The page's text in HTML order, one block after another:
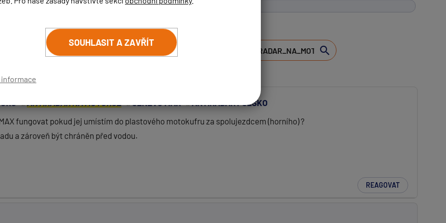
SOUHLASIT A ZAVŘÍT
informace
GENEVO GPS+
ZRUŠIT HLEDÁNÍ
ANTIRADAR NA MOTORCE GENEVO MAX
ANTIRADARY ČESKO
fungovat pokud jej umístím do plastového motokufru za spolujezdcem (horního) ?
a zároveň být chráněn před vodou.
REAGOVAT